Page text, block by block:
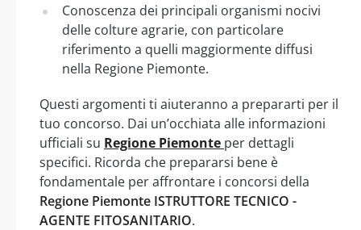
Conoscenza dei principali organismi nocivi
delle colture agrarie, con particolare
riferimento a quelli maggiormente diffusi
nella Regione Piemonte.
Questi argomenti ti aiuteranno a prepararti per il
tuo concorso. Dai un’occhiata alle informazioni
ufficiali su Regione Piemonte per dettagli
specifici. Ricorda che prepararsi bene è
fondamentale per affrontare i concorsi della
Regione Piemonte ISTRUTTORE TECNICO -
AGENTE FITOSANITARIO.